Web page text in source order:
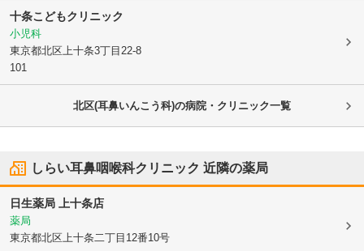
十条こどもクリニック
小児科
東京都北区 上十条3丁目22-8
101
北区(耳鼻いんこう科)の病院・クリニック一覧
しらい耳鼻咽喉科クリニック 近隣の薬局
日生薬局 上十条店
薬局
東京都北区 上十条二丁目12番10号